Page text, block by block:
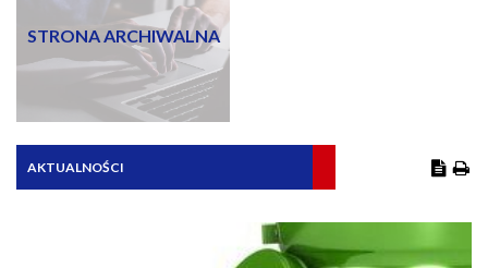
STRONA ARCHIWALNA
AKTUALNOŚCI